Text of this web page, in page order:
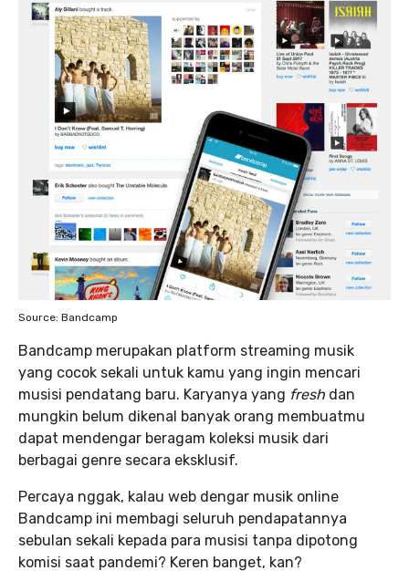
Source: Bandcamp
Bandcamp merupakan platform streaming musik
yang cocok sekali untuk kamu yang ingin mencari
musisi pendatang baru. Karyanya yang fresh dan
mungkin belum dikenal banyak orang membuatmu
dapat mendengar beragam koleksi musik dari
berbagai genre secara eksklusif.
Percaya nggak, kalau web dengar musik online
Bandcamp ini membagi seluruh pendapatannya
sebulan sekali kepada para musisi tanpa dipotong
komisi saat pandemi? Keren banget, kan?